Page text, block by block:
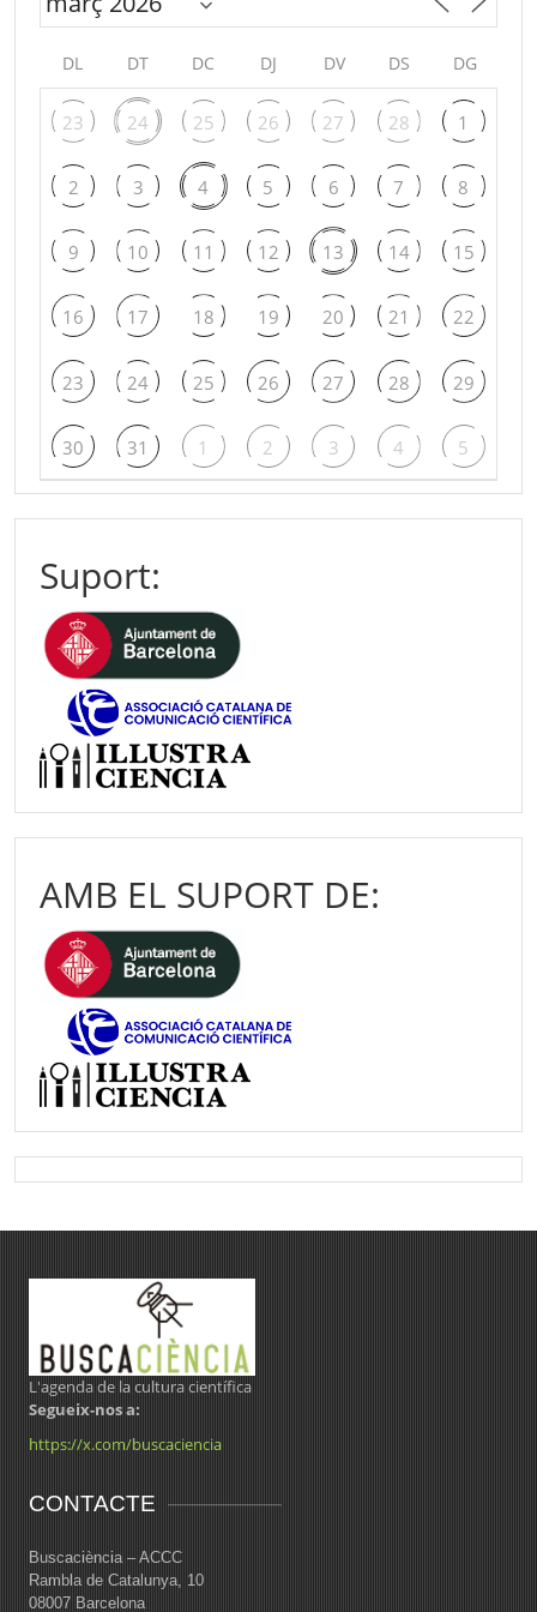
DL DT DC DJ DV DS DG
23 24 25 26 27 28 1
2 3 4 5 6 7 8
9 10 11 12 13 14 15
16 17 18 19 20 21 22
23 24 25 26 27 28 29
30 31 1 2 3 4 5
Suport:
AMB EL SUPORT DE:
L'agenda de la cultura científica
Segueix-nos a:
https://x.com/buscaciencia
CONTACTE
Buscaciència – ACCC
Rambla de Catalunya, 10
08007 Barcelona